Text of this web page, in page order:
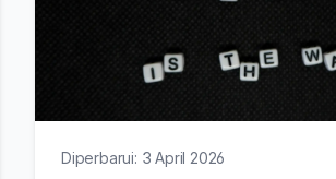
Diperbarui: 3 April 2026